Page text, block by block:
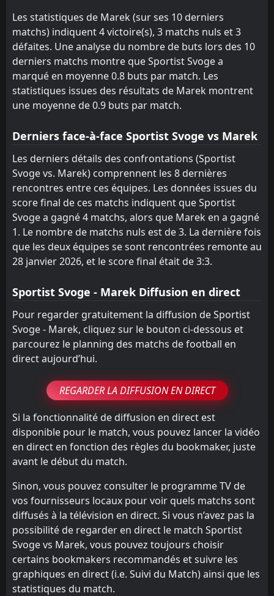
FT
15:00
11May
Marek
Chernomorets 1919 Burgas
0
FT
15:00
02May
Pirin Blagoevgrad
FT
14:00
Apr
Marek
Belasitsa
2
FT
16:30
Dunav Ruse
0
FT
10Apr
Marek
Vihren
0
W
14:00
05Apr
CSKA Sofia II
Marek
0
1
W
Les statistiques de Marek (sur ses 10 derniers
matchs) indiquent 4 victoire(s), 3 matchs nuls et 3
défaites. Une analyse du nombre de buts lors des 10
derniers matchs montre que Sportist Svoge a
marqué en moyenne 0.8 buts par match. Les
statistiques issues des résultats de Marek montrent
une moyenne de 0.9 buts par match.
Derniers face-à-face Sportist Svoge vs Marek
Les derniers détails des confrontations (Sportist
Svoge vs. Marek) comprennent les 8 dernières
rencontres entre ces équipes. Les données issues du
score final de ces matchs indiquent que Sportist
Svoge a gagné 4 matchs, alors que Marek en a gagné
1. Le nombre de matchs nuls est de 3. La dernière fois
que les deux équipes se sont rencontrées remonte au
28 janvier 2026, et le score final était de 3:3.
Sportist Svoge - Marek Diffusion en direct
Pour regarder gratuitement la diffusion de Sportist
Svoge - Marek, cliquez sur le bouton ci-dessous et
parcourez le planning des matchs de football en
direct aujourd’hui.
REGARDER LA DIFFUSION EN DIRECT
Si la fonctionnalité de diffusion en direct est
disponible pour le match, vous pouvez lancer la vidéo
en direct en fonction des règles du bookmaker, juste
avant le début du match.
Sinon, vous pouvez consulter le programme TV de
vos fournisseurs locaux pour voir quels matchs sont
diffusés à la télévision en direct. Si vous n’avez pas la
possibilité de regarder en direct le match Sportist
Svoge vs Marek, vous pouvez toujours choisir
certains bookmakers recommandés et suivre les
graphiques en direct (i.e. Suivi du Match) ainsi que les
statistiques du match.